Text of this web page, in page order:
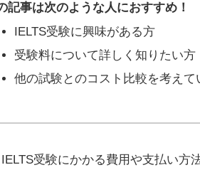
記事は次のような人におすすめ！
IELTS受験に興味がある方
受験料について詳しく知りたい方
他の試験とのコスト比較を考えて
受験にかかる費用や支払い方